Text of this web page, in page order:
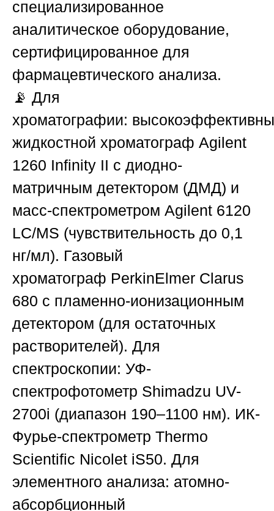
специализированное
аналитическое оборудование,
сертифицированное для
фармацевтического анализа.
📡 Для
хроматографии:
жидкостной хроматограф Agilent
1260 Infinity II с диодно-
матричным детектором (ДМД) и
масс-спектрометром Agilent 6120
LC/MS (чувствительность до 0,1
нг/мл). Газовый
хроматограф PerkinElmer Clarus
680 с пламенно-ионизационным
детектором (для остаточных
растворителей). Для
спектроскопии: УФ-
спектрофотометр Shimadzu UV-
2700i (диапазон 190–1100 нм). ИК-
Фурье-спектрометр Thermo
Scientific Nicolet iS50. Для
элементного анализа: атомно-
абсорбционный